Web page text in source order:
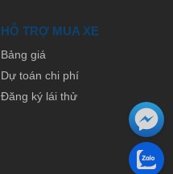
HỖ TRỢ MUA XE
Bảng giá
Dự toán chi phí
Đăng ký lái thử